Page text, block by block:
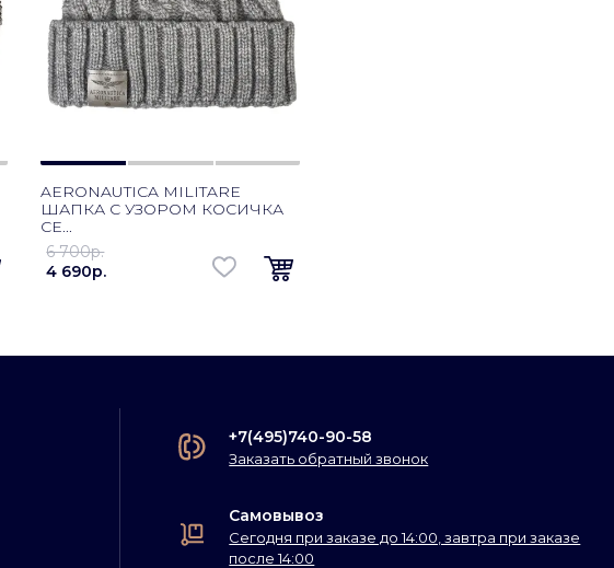
AERONAUTICA MILITARE
ШАПКА С УЗОРОМ КОСИЧКА
СЕ...
6 700p.
4 690p.
+7(495)740-90-58
Заказать обратный звонок
Самовывоз
Сегодня при заказе до 14:00, завтра при заказе
после 14:00